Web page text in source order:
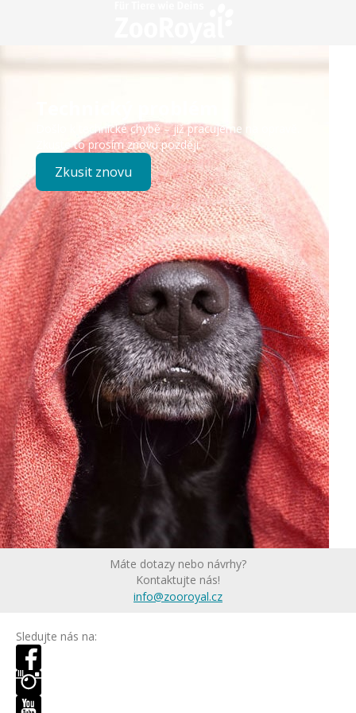
Došlo k technické chybě – již pracujeme na opravě.
Zkuste to prosím znovu později.
Zkusit znovu
Máte dotazy nebo návrhy?
Kontaktujte nás!
info@zooroyal.cz
Sledujte nás na: